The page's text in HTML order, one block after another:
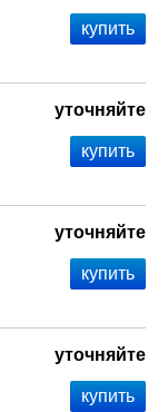
уточняйте
уточняйте
уточняйте